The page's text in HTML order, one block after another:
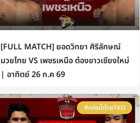
[FULL MATCH] ยอดวิทยา ศิริลักษณ์
มวยไทย VS เพชรเหนือ ต๋องขาวเชียงใหม่
| อาทิตย์ 26 ก.ค 69
ศึกท่อน้ำไทยTKO